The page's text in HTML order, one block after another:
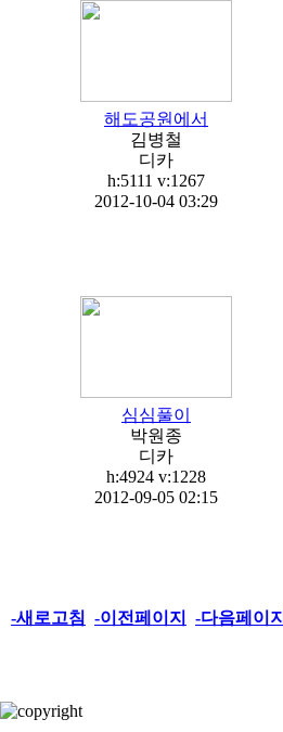
해도공원에서
김병철
디카
h:5111 v:1267
2012-10-04 03:29
심심풀이
박원종
디카
h:4924 v:1228
2012-09-05 02:15
-새로고침 -이전페이지 -다음페이지